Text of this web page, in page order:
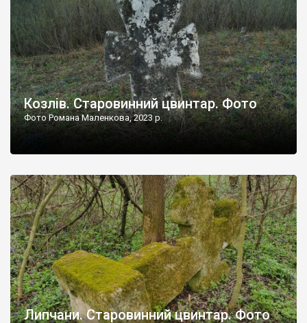
Козлів. Старовинний цвинтар. Фото
Фото Романа Маленкова, 2023 р.
Липчани. Старовинний цвинтар. Фото